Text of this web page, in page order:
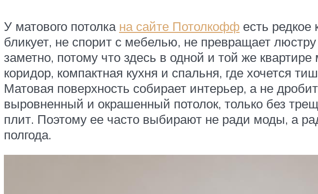
У матового потолка на сайте Потолкофф есть
бликует, не спорит с мебелью, не превращает
заметно, потому что здесь в одной и той же
коридор, компактная кухня и спальня, где хочется
Матовая поверхность собирает интерьер, а не
выровненный и окрашенный потолок, только без
плит. Поэтому ее часто выбирают не ради моды, а
полгода.